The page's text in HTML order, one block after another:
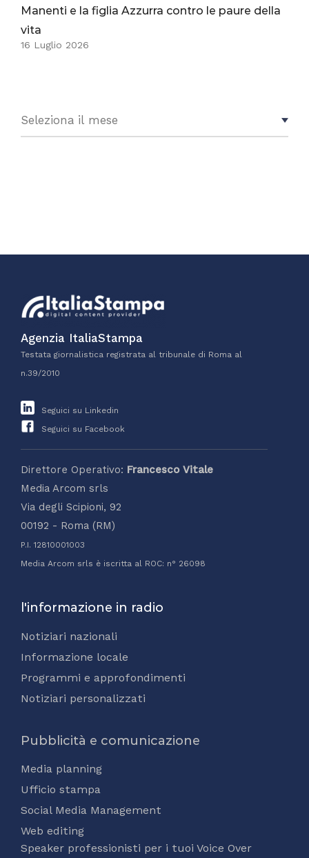
Manenti e la figlia Azzurra contro le paure della
vita
16 Luglio 2026
Agenzia ItaliaStampa
Testata giornalistica registrata al tribunale di Roma al
n.39/2010
Seguici su Linkedin
Seguici su Facebook
Direttore Operativo: Francesco Vitale
Media Arcom srls
Via degli Scipioni, 92
00192 - Roma (RM)
P.I. 12810001003
Media Arcom srls è iscritta al ROC: n° 26098
l'informazione in radio
Notiziari nazionali
Informazione locale
Programmi e approfondimenti
Notiziari personalizzati
Pubblicità e comunicazione
Media planning
Ufficio stampa
Social Media Management
Web editing
Speaker professionisti per i tuoi Voice Over